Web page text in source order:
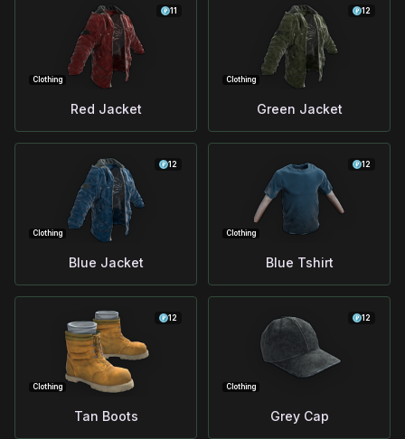
Clothing
11
Red Jacket
Clothing
12
Green Jacket
Clothing
12
Blue Jacket
Clothing
12
Blue Tshirt
Clothing
12
Tan Boots
Clothing
12
Grey Cap